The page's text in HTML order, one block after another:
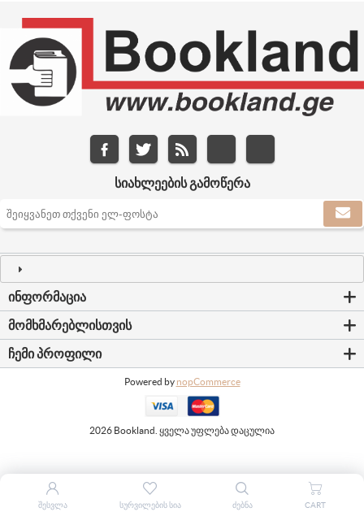
ᲡᲘᲐᲮᲚᲔᲔᲑᲘᲡ ᲒᲐᲛᲝᲬᲔᲠᲐ
ᲘᲜᲤᲝᲠᲛᲐᲪᲘᲐ
ᲛᲝᲛᲮᲛᲐᲠᲔᲑᲚᲘᲡᲗᲕᲘᲡ
ᲩᲔᲛᲘ ᲞᲠᲝᲤᲘᲚᲘ
Powered by nopCommerce
2026 Bookland. ყველა უფლება დაცულია
ᲨᲔᲡᲕᲚᲐ ᲡᲣᲠᲕᲘᲚᲔᲑᲘᲡ ᲡᲘᲐ ᲫᲔᲑᲜᲐ CART